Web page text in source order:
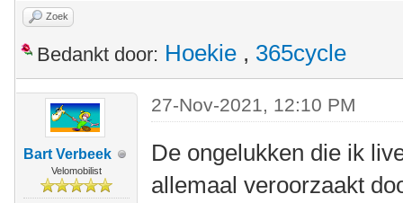
Zoek
Bedankt door: Hoekie , 365cycle
Bart Verbeek
Velomobilist
27-Nov-2021, 12:10 PM
De ongelukken die ik
allemaal veroorzaakt